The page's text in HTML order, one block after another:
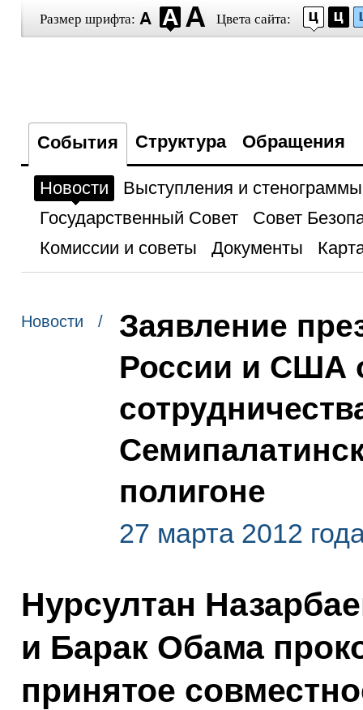
Размер шрифта: Цвета сайта:
События Структура Обращения
Новости
Выступления и стенограммы
Государственный Совет
Совет
Комиссии и советы
Документы
Новости /
Заявление
России и США
полигоне
27 марта 2012
Нурсултан
и Барак Обама
принятое